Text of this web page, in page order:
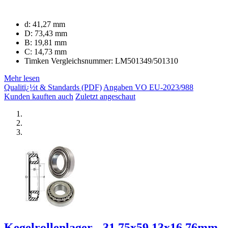
d: 41,27 mm
D: 73,43 mm
B: 19,81 mm
C: 14,73 mm
Timken Vergleichsnummer: LM501349/501310
Mehr lesen
Qualitï¿½t & Standards (PDF) Angaben VO EU-2023/988
Kunden kauften auch Zuletzt angeschaut